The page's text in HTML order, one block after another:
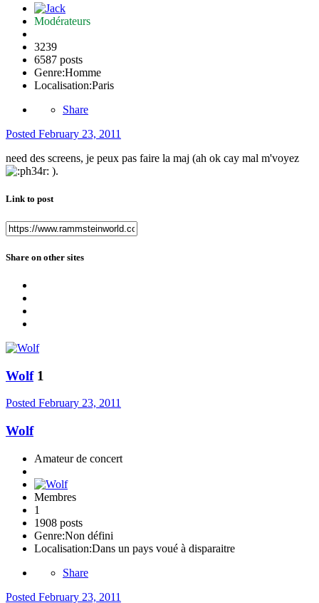
Modérateurs
3239
6587 posts
Genre:Homme
Localisation:Paris
Share
Posted February 23, 2011
need des screens, je peux pas faire la maj (ah ok cay mal m'voyez
).
Link to post
Share on other sites
Wolf 1
Posted February 23, 2011
Wolf
Amateur de concert
Membres
1
1908 posts
Genre:Non défini
Localisation:Dans un pays voué à disparaitre
Share
Posted February 23, 2011